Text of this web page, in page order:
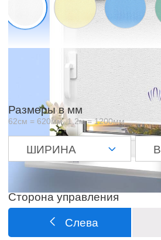
Отображаемый цвет зависит от
экрана и может незначительно
Размеры в мм
62см = 620мм, 1,2м = 1200мм
Сторона управления
Слева